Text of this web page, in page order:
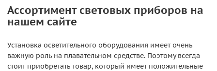
Ассортимент световых приборов на
нашем сайте
Установка осветительного оборудования имеет очень
важную роль на плавательном средстве. Поэтому всегда
стоит приобретать товар, который имеет положительные